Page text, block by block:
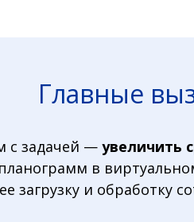
Главные
с задачей — увеличить
в
загрузку и обработку